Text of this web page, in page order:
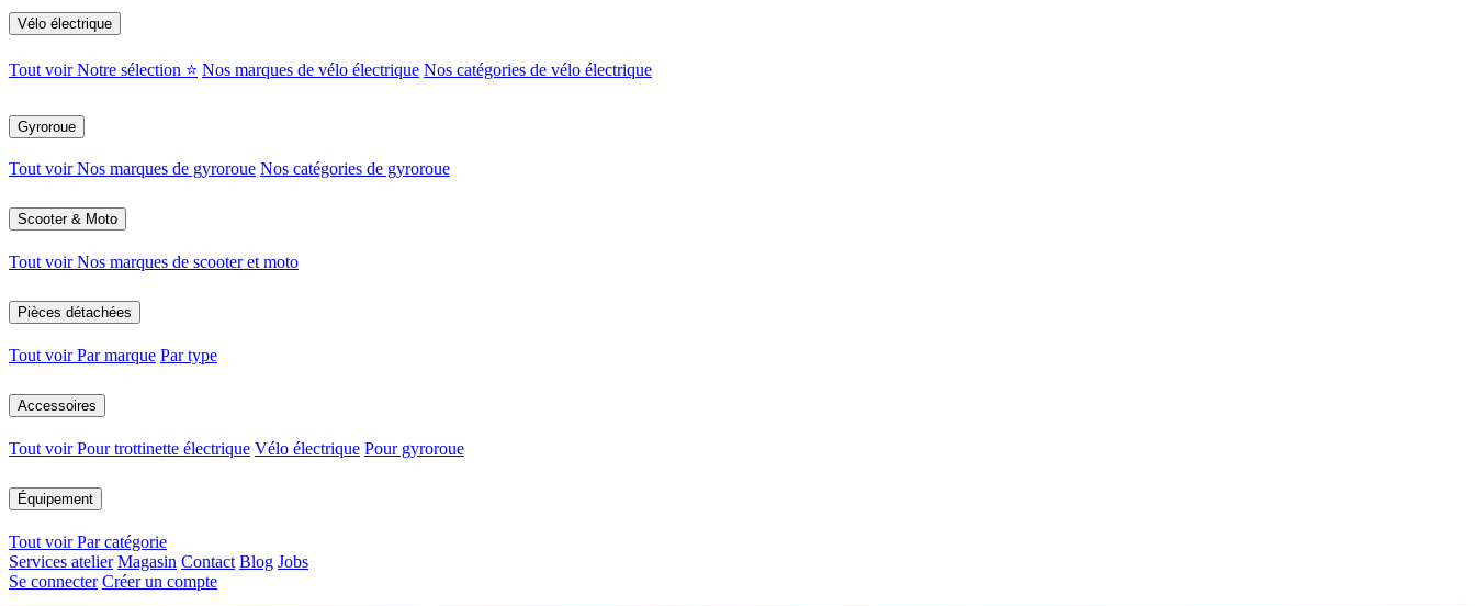
Vélo électrique
Tout voirNotre sélection ⭐ Nos marques de vélo électrique Nos catégories de vélo électrique
Gyroroue
Tout voirNos marques de gyroroue Nos catégories de gyroroue
Scooter & Moto
Tout voirNos marques de scooter et moto
Pièces détachées
Tout voirPar marque Par type
Accessoires
Tout voirPour trottinette électrique Vélo électrique Pour gyroroue
Équipement
Tout voirPar catégorie
Services atelier Magasin Contact Blog Jobs
Se connecter Créer un compte